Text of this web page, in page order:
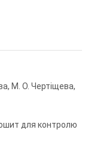
М. О. Чертіщева,
для контролю